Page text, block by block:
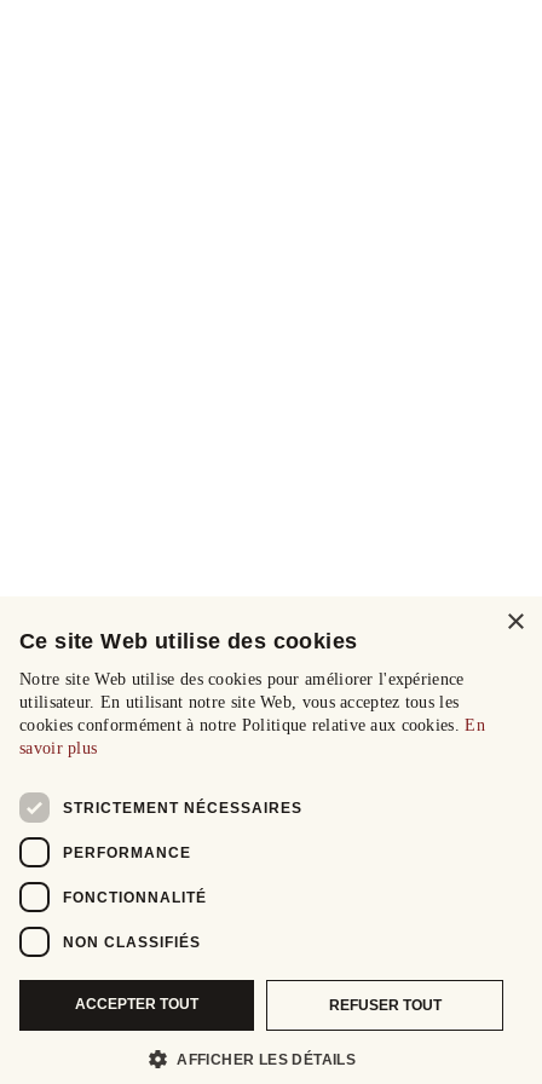
×
Ce site Web utilise des cookies
Notre site Web utilise des cookies pour améliorer l'expérience
utilisateur. En utilisant notre site Web, vous acceptez tous les
cookies conformément à notre Politique relative aux cookies.En
savoir plus
STRICTEMENT NÉCESSAIRES
PERFORMANCE
FONCTIONNALITÉ
NON CLASSIFIÉS
ACCEPTER TOUT REFUSER TOUT
AFFICHER LES DÉTAILS